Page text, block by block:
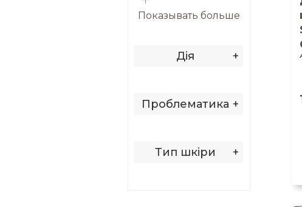
Показывать больше
Дія +
Проблематика +
Тип шкіри +